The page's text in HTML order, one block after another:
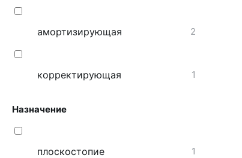
амортизирующая 2
корректирующая 1
Назначение
плоскостопие 1